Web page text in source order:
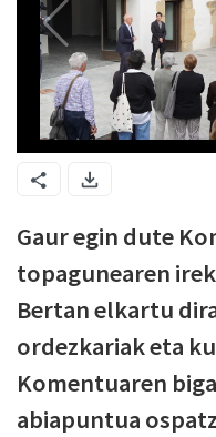
Gaur egin dute
topagunearen
Bertan elkartu
ordezkariak eta
Komentuaren
abiapuntua